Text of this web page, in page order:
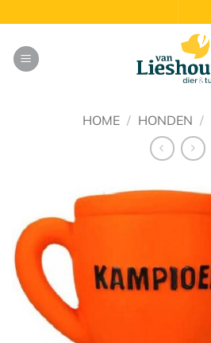
naar
inhoud
HOME / HONDEN /